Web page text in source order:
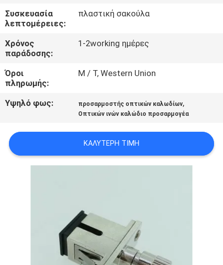
ΕΛΆΤΕ
ΣΕ
ΕΠΑΦΉ
ΜΕ
ΕΙΔΉΣΕΙΣ
ΖΗΤΉΣΤΕ
ΑΠΌΣΠΑΣΜΑ
Συσκευασία
λεπτομέρειες:
πλαστική σακούλα
Χρόνος
παράδοσης:
1-2working ημέρες
Όροι
πληρωμής:
Μ / Τ, Western Union
Υψηλό φως: προσαρμοστής οπτικών καλωδίων,
Οπτικών ινών καλώδιο προσαρμογέα
ΚΑΛΎΤΕΡΗ ΤΙΜΉ